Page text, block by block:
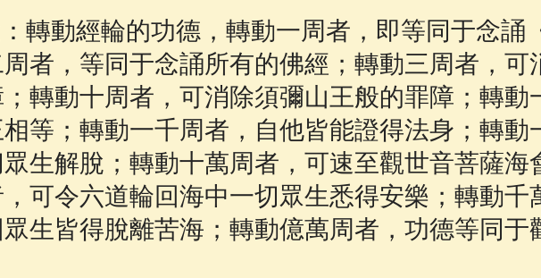
轉動經輪的功德，轉動一周者，即等同于念誦
者，等同于念誦所有的佛經；轉動三周者，可
轉動十周者，可消除須彌山王般的罪障；轉動
等；轉動一千周者，自他皆能證得法身；轉動
生解脫；轉動十萬周者，可速至觀世音菩薩海
可令六道輪回海中一切眾生悉得安樂；轉動千
生皆得脫離苦海；轉動億萬周者，功德等同于